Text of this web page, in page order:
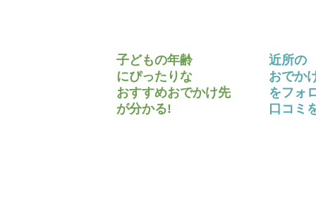
子どもの年齢
にぴったりな
おすすめおでかけ先
が分かる!
近所の
おでか
をフォ
口コミ